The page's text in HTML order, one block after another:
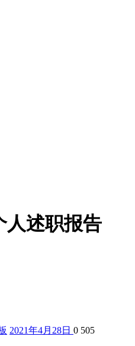
人述职报告
2021年4月28日 0 505